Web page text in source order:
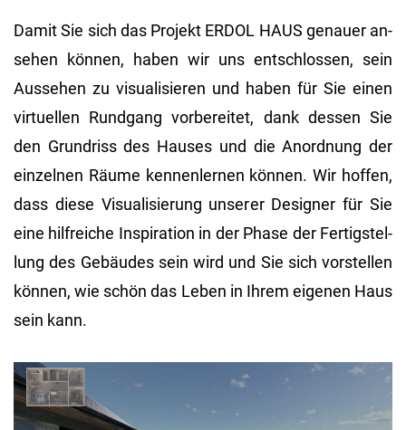
Damit Sie sich das Pro­jekt ERDOL HAUS ge­nau­er an­
se­hen kön­nen, haben wir uns ent­schlos­sen, sein
Aus­se­hen zu vi­sua­li­sie­ren und haben für Sie einen
vir­tu­el­len Rund­gang vor­be­rei­tet, dank des­sen Sie
den Grund­riss des Hau­ses und die An­ord­nung der
ein­zel­nen Räume ken­nen­ler­nen kön­nen. Wir hof­fen,
dass diese Vi­sua­li­sie­rung un­se­rer De­si­gner für Sie
eine hilf­rei­che In­spi­ra­ti­on in der Phase der Fer­tig­stel­
lung des Ge­bäu­des sein wird und Sie sich vor­stel­len
kön­nen, wie schön das Leben in Ihrem ei­ge­nen Haus
sein kann.